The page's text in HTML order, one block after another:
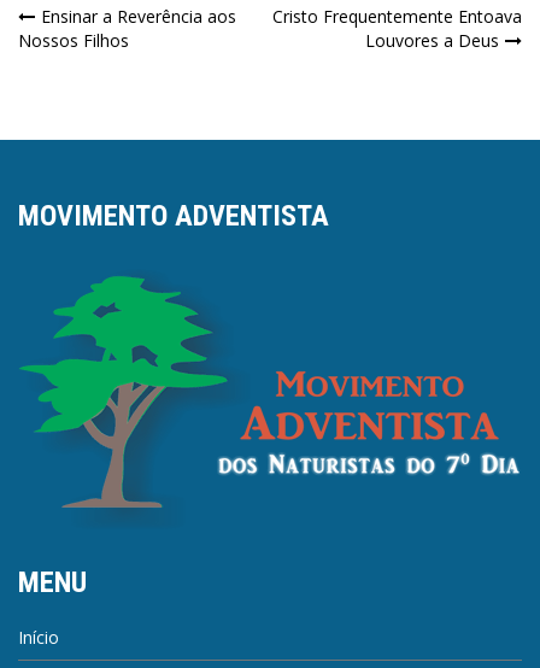
Navegação
Ensinar a Reverência aos
Nossos Filhos
Cristo Frequentemente Entoava
Louvores a Deus
MOVIMENTO ADVENTISTA
MENU
Início